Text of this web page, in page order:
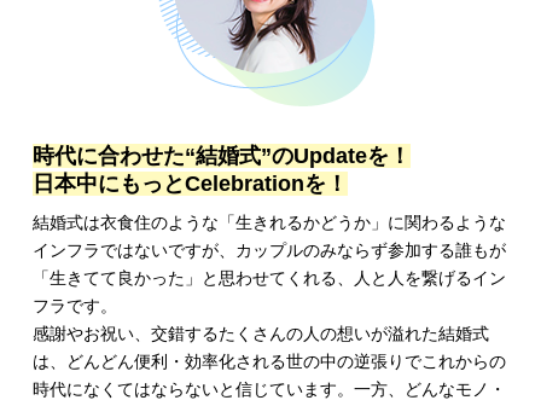
時代に合わせた“結婚式”のUpdateを！
日本中にもっとCelebrationを！
結婚式は衣食住のような「生きれるかどうか」に関わるような
インフラではないですが、カップルのみならず参加する誰もが
「生きてて良かった」と思わせてくれる、人と人を繋げるイン
フラです。
感謝やお祝い、交錯するたくさんの人の想いが溢れた結婚式
は、どんどん便利・効率化される世の中の逆張りでこれからの
時代になくてはならないと信じています。一方、どんなモノ・